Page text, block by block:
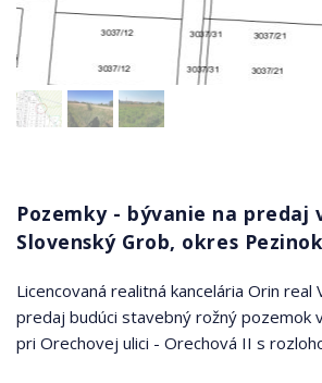
Pozemky - bývanie na predaj
Slovenský Grob, okres Pezinok
Licencovaná realitná kancelária Orin real
predaj budúci stavebný rožný pozemok
pri Orechovej ulici - Orechová II s